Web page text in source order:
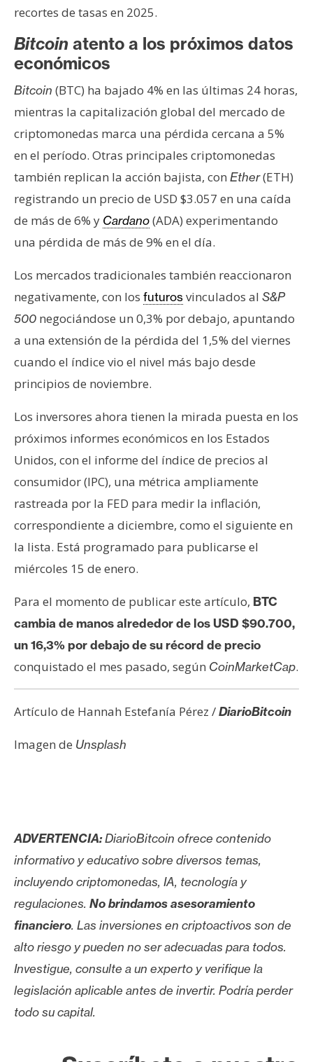
recortes de tasas en 2025.
Bitcoin atento a los próximos datos
económicos
Bitcoin (BTC) ha bajado 4% en las últimas 24 horas,
mientras la capitalización global del mercado de
criptomonedas marca una pérdida cercana a 5%
en el período. Otras principales criptomonedas
también replican la acción bajista, con Ether(ETH)
registrando un precio de USD $3.057 en una caída
de más de 6% y Cardano(ADA) experimentando
una pérdida de más de 9% en el día.
Los mercados tradicionales también reaccionaron
negativamente, con los futurosvinculados al S&P
500 negociándose un 0,3% por debajo, apuntando
a una extensión de la pérdida del 1,5% del viernes
cuando el índice vio el nivel más bajo desde
principios de noviembre.
Los inversores ahora tienen la mirada puesta en los
próximos informes económicos en los Estados
Unidos, con el informe del índice de precios al
consumidor (IPC), una métrica ampliamente
rastreada por la FED para medir la inflación,
correspondiente a diciembre, como el siguiente en
la lista. Está programado para publicarse el
miércoles 15 de enero.
Para el momento de publicar este artículo, BTC
cambia de manos alrededor de los USD $90.700,
un 16,3% por debajo de su récord de precio
conquistado el mes pasado, según CoinMarketCap.
Artículo de Hannah Estefanía Pérez /DiarioBitcoin
Imagen de Unsplash
ADVERTENCIA:DiarioBitcoin ofrece contenido
informativo y educativo sobre diversos temas,
incluyendo criptomonedas, IA, tecnología y
regulaciones. No brindamos asesoramiento
financiero. Las inversiones en criptoactivos son de
alto riesgo y pueden no ser adecuadas para todos.
Investigue, consulte a un experto y verifique la
legislación aplicable antes de invertir. Podría perder
todo su capital.